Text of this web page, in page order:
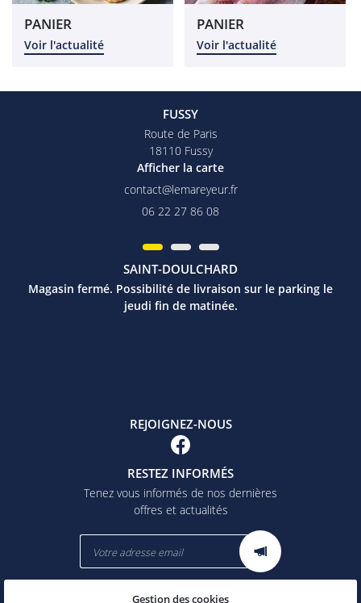
PANIER
Voir l'actualité
PANIER
Voir l'actualité
FUSSY
Route de Paris
18110 Fussy
Afficher la carte
06 22 27 86 08
SAINT-DOULCHARD
Magasin fermé. Possibilité de livraison sur le parking le
jeudi fin de matinée.
REJOIGNEZ-NOUS
RESTEZ INFORMÉS
Tenez vous informés de nos dernières
offres et actualités
Gestion des cookies